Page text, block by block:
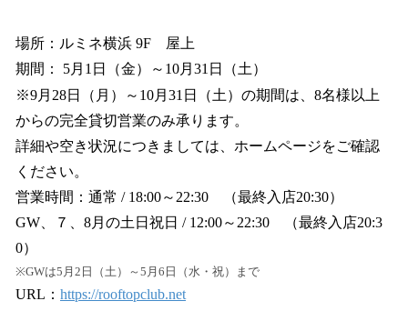
場所：ルミネ横浜 9F 屋上
期間： 5月1日（金）～10月31日（土）
※9月28日（月）～10月31日（土）の期間は、8名様以上
からの完全貸切営業のみ承ります。
詳細や空き状況につきましては、ホームページをご確認
ください。
営業時間：通常 / 18:00～22:30 （最終入店20:30）
GW、７、8月の土日祝日 / 12:00～22:30 （最終入店20:3
0）
※GWは5月2日（土）～5月6日（水・祝）まで
URL： https://rooftopclub.net